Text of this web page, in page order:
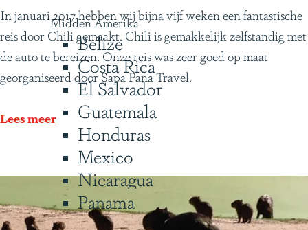
Midden Amerika
Belize
Costa Rica
El Salvador
Guatemala
Honduras
Mexico
Nicaragua
Panama
r
C
a
r
r
t
a
A
u
In januari 2017 hebben wij bijna vijf weken een fantastische
reis door Chili gemaakt. Chili is gemakkelijk zelfstandig met
de auto te bereizen. Onze reis was zeer goed op maat
georganiseerd door Sapa Pana Travel.
Lees meer